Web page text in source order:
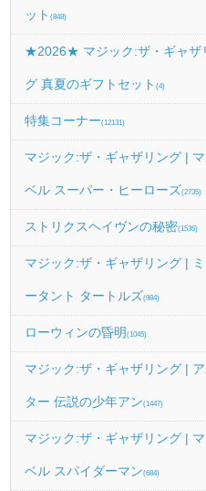
ット (848)
★2026★ マジック:ザ・ギャザ
グ 真夏のギフトセット (4)
特集コーナー(12131)
マジック:ザ・ギャザリング |
ベル スーパー・ヒーローズ(2735)
ストリクスヘイヴンの秘密(1536)
マジック:ザ・ギャザリング | ミ
ータント タートルズ(984)
ローウィンの昏明 (1045)
マジック:ザ・ギャザリング |
ター 伝説の少年アン(1447)
マジック:ザ・ギャザリング |
ベル スパイダーマン(684)